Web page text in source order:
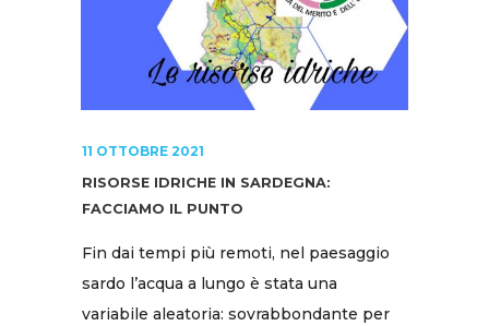
11 OTTOBRE 2021
RISORSE IDRICHE IN SARDEGNA:
FACCIAMO IL PUNTO
Fin dai tempi più remoti, nel paesaggio
sardo l’acqua a lungo è stata una
variabile aleatoria: sovrabbondante per